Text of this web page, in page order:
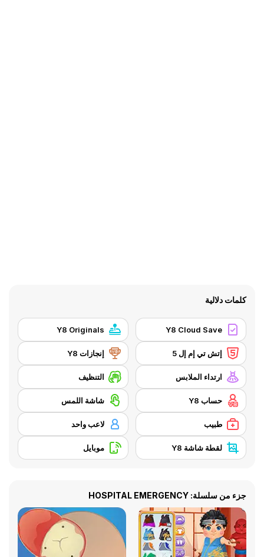
كلمات دلالية
Y8 Cloud Save
Y8 Originals
إتش تي إم إل 5 إنجازات Y8
ارتداء الملابس التنظيف
حساب Y8 شاشة اللمس
طبيب لاعب واحد
لقطة شاشة Y8 موبايل
جزء من سلسلة: HOSPITAL EMERGENCY